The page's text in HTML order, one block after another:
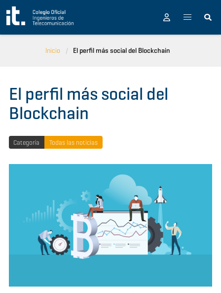
Pasar al contenido principal
Inicio El perfil más social del Blockchain
El perfil más social del
Blockchain
Categoría Todas las noticias